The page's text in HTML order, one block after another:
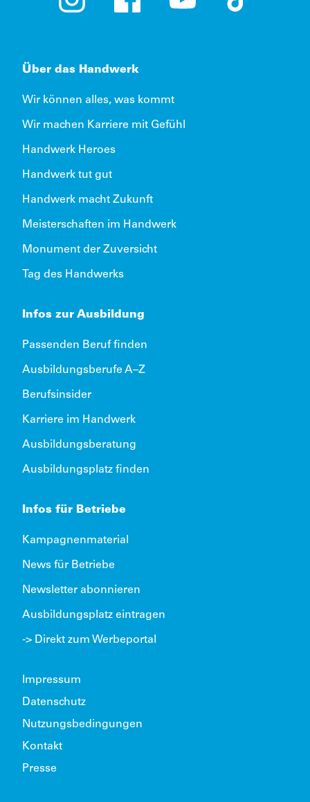
Instagram (öffnet in neuem Tab)
Facebook (öffnet in neuem Tab)
YouTube (öffnet in
TikTok
Über das Handwerk
Wir können alles, was kommt
Wir machen Karriere mit Gefühl
Handwerk Heroes
Handwerk tut gut
Handwerk macht Zukunft
Meisterschaften im Handwerk
Monument der Zuversicht
Tag des Handwerks
Infos zur Ausbildung
Passenden Beruf finden
Ausbildungsberufe A–Z
Berufsinsider
Karriere im Handwerk
Ausbildungsberatung
Ausbildungsplatz finden
Infos für Betriebe
Kampagnenmaterial
News für Betriebe
Newsletter abonnieren
Ausbildungsplatz eintragen
-> Direkt zum Werbeportal
Impressum
Datenschutz
Nutzungsbedingungen
Kontakt
Presse